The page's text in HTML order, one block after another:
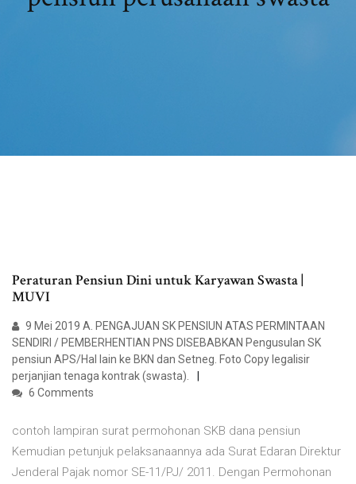
Peraturan Pensiun Dini untuk Karyawan Swasta |
MUVI
9 Mei 2019 A. PENGAJUAN SK PENSIUN ATAS PERMINTAAN
SENDIRI / PEMBERHENTIAN PNS DISEBABKAN Pengusulan SK
pensiun APS/Hal lain ke BKN dan Setneg. Foto Copy legalisir
perjanjian tenaga kontrak (swasta).
6 Comments
contoh lampiran surat permohonan SKB dana pensiun
Kemudian petunjuk pelaksanaannya ada Surat Edaran Direktur
Jenderal Pajak nomor SE-11/PJ/ 2011. Dengan Permohonan